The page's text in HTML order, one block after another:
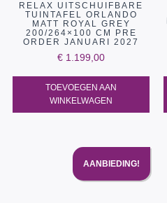
RELAX UITSCHUIFBARE
TUINTAFEL ORLANDO
MATT ROYAL GREY
200/264×100 CM PRE
ORDER JANUARI 2027
€ 1.199,00
TOEVOEGEN AAN
WINKELWAGEN
AANBIEDING!